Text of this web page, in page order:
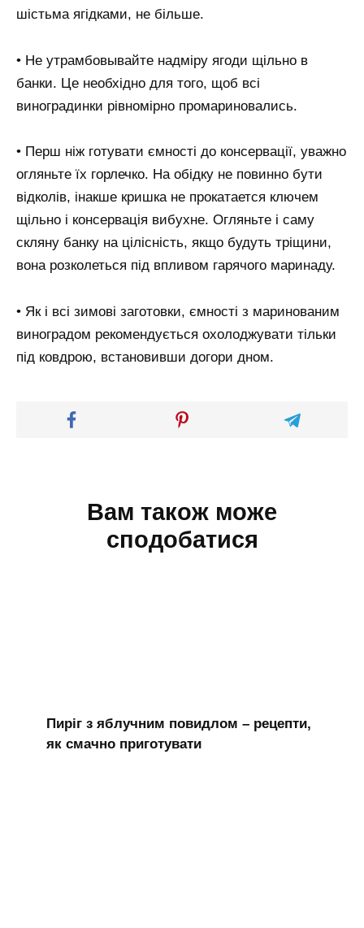
шістьма ягідками, не більше.
• Не утрамбовывайте надміру ягоди щільно в
банки. Це необхідно для того, щоб всі
виноградинки рівномірно промариновались.
• Перш ніж готувати ємності до консервації, уважно
огляньте їх горлечко. На обідку не повинно бути
відколів, інакше кришка не прокатается ключем
щільно і консервація вибухне. Огляньте і саму
скляну банку на цілісність, якщо будуть тріщини,
вона розколеться під впливом гарячого маринаду.
• Як і всі зимові заготовки, ємності з маринованим
виноградом рекомендується охолоджувати тільки
під ковдрою, встановивши догори дном.
Вам також може
сподобатися
Пиріг з яблучним повидлом – рецепти,
як смачно приготувати